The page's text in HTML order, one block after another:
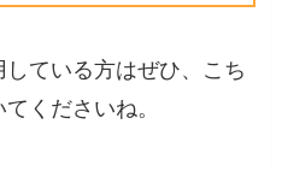
ている方はぜひ、こち
くださいね。